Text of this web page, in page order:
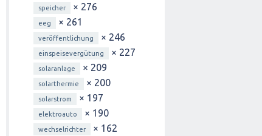
speicher × 276
eeg × 261
veröffentlichung × 246
einspeisevergütung × 227
solaranlage × 209
solarthermie × 200
solarstrom × 197
elektroauto × 190
wechselrichter × 162